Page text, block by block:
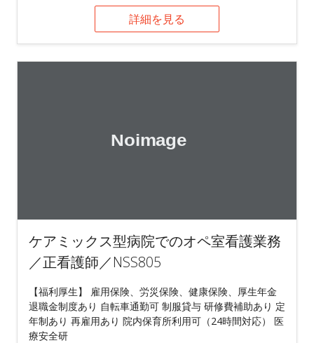
詳細を見る
ケアミックス型病院でのオペ室看護業務
／正看護師／NSS805
【福利厚生】 雇用保険、労災保険、健康保険、厚生年金
退職金制度あり 自転車通勤可 制服貸与 研修費補助あり 定
年制あり 再雇用あり 院内保育所利用可（24時間対応） 医
療安全研